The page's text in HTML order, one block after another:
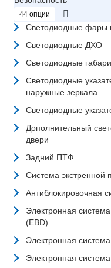
44 опции
Светодиодные фары
Светодиодные ДХО
Светодиодные
Светодиодные
наружные зеркала
Светодиодные
Дополнительный
двери
Задний ПТФ
Система
Антиблокировочная
Электронная
(EBD)
Электронная
Электронная